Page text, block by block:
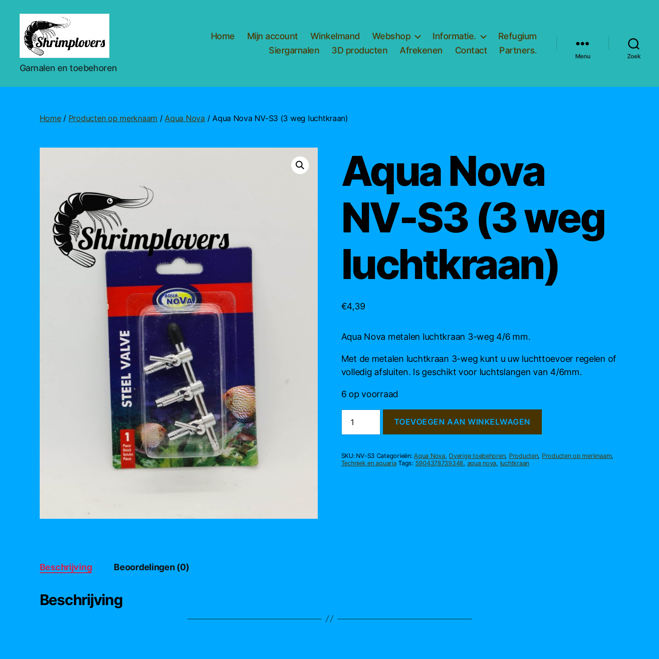
Shrimplovers
Garnalen en toebehoren
Home Mijn account Winkelmand Webshop Informatie.
Refugium
Siergarnalen
3D producten Afrekenen Contact Partners.
Menu Zoek
Home/ Producten op merknaam / Aqua Nova / Aqua Nova NV-S3 (3 weg luchtkraan)
Aqua Nova
NV-S3 (3 weg
luchtkraan)
€4,39
Aqua Nova metalen luchtkraan 3-weg 4/6 mm.
Met de metalen luchtkraan 3-weg kunt u uw luchttoevoer regelen of
volledig afsluiten. Is geschikt voor luchtslangen van 4/6mm.
6 op voorraad
Nova
NV-
(3
weg
TOEVOEGEN AAN WINKELWAGEN
SKU: NV-S3 Categorieën:Aqua Nova,Overige toebehoren, Producten, Producten op merknaam,
Techniek en aquaria Tags: 5904378739348, aqua nova, luchtkraan
Beschrijving Beoordelingen (0)
Beschrijving